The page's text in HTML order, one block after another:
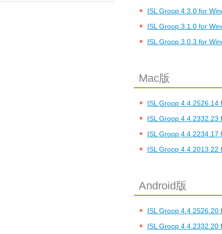
ISL Groop 4.3.0 for
ISL Groop 3.1.0 for
ISL Groop 3.0.3 for
Mac版
ISL Groop 4.4.2526.14
ISL Groop
ISL Groop 4.4.2234.17
ISL Groop 4.4.2013.22
Android版
ISL Groop 4.4.2526.20
ISL Groop 4.4.2332.20